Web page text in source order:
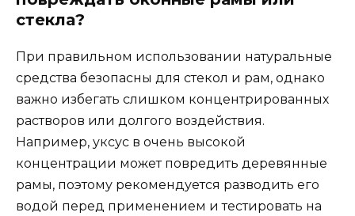
стекла?
При правильном использовании натуральные
средства безопасны для стекол и рам, однако
важно избегать слишком концентрированных
растворов или долгого воздействия.
Например, уксус в очень высокой
концентрации может повредить деревянные
рамы, поэтому рекомендуется разводить его
водой перед применением и тестировать на